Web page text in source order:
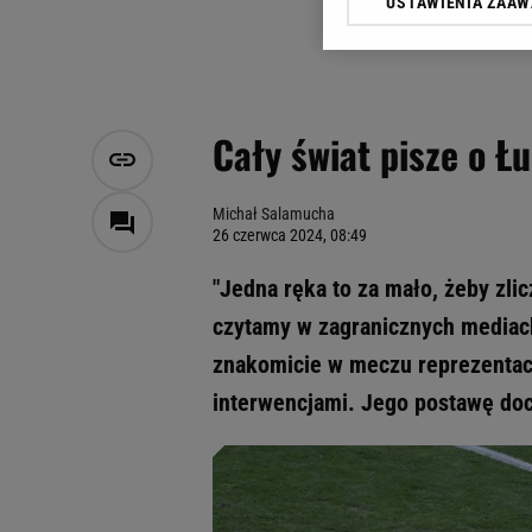
Cały świat pisze o
Michał Salamucha
26 czerwca 2024, 08:49
"Jedna ręka to za mało, żeby
czytamy w zagranicznych
znakomicie w meczu
interwencjami. Jego postawę
Klikając „Akceptuję”
Zaufanych Partnerów i
My, nasi Zaufani
badnie odbiorców i